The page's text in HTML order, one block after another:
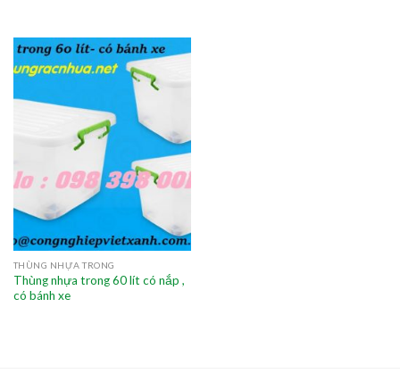
THÙNG NHỰA TRONG
Thùng nhựa trong 60 lít có nắp ,
có bánh xe